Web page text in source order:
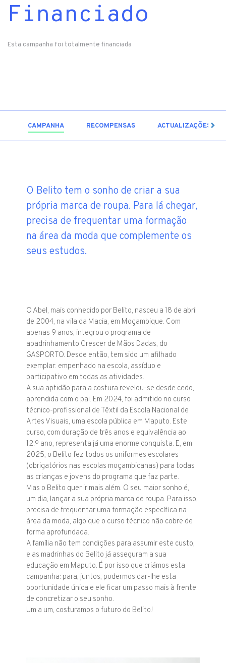
Financiado
Esta campanha foi totalmente financiada
CAMPANHA RECOMPENSAS ACTUALIZAÇÕES
O Belito tem o sonho de criar a sua
própria marca de roupa. Para lá chegar,
precisa de frequentar uma formação
na área da moda que complemente os
seus estudos.
O Abel, mais conhecido por Belito, nasceu a 18 de abril
de 2004, na vila da Macia, em Moçambique. Com
apenas 9 anos, integrou o programa de
apadrinhamento Crescer de Mãos Dadas, do
GASPORTO. Desde então, tem sido um afilhado
exemplar: empenhado na escola, assíduo e
participativo em todas as atividades.
A sua aptidão para a costura revelou-se desde cedo,
aprendida com o pai. Em 2024, foi admitido no curso
técnico-profissional de Têxtil da Escola Nacional de
Artes Visuais, uma escola pública em Maputo. Este
curso, com duração de três anos e equivalência ao
12.º ano, representa já uma enorme conquista. E, em
2025, o Belito fez todos os uniformes escolares
(obrigatórios nas escolas moçambicanas) para todas
as crianças e jovens do programa que faz parte.
Mas o Belito quer ir mais além. O seu maior sonho é,
um dia, lançar a sua própria marca de roupa. Para isso,
precisa de frequentar uma formação específica na
área da moda, algo que o curso técnico não cobre de
forma aprofundada.
A família não tem condições para assumir este custo,
e as madrinhas do Belito já asseguram a sua
educação em Maputo. É por isso que criámos esta
campanha: para, juntos, podermos dar-lhe esta
oportunidade única e ele ficar um passo mais à frente
de concretizar o seu sonho.
Um a um, costuramos o futuro do Belito!